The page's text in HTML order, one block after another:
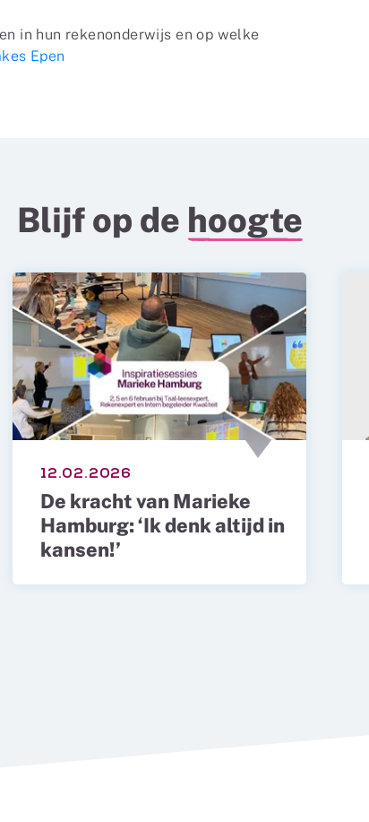
in hun rekenonderwijs en op welke
Epen
Blijf op de hoogte
12.02.2026
De kracht van Marieke
Hamburg: ‘Ik denk altijd in
kansen!’